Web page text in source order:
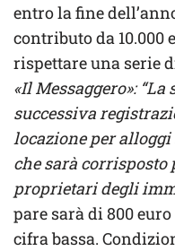
entro la fine
contributo da 10.000
rispettare una serie
«Il Messaggero»: “La
successiva
locazione per
che sarà
proprietari degli
pare sarà di 800
cifra bassa.